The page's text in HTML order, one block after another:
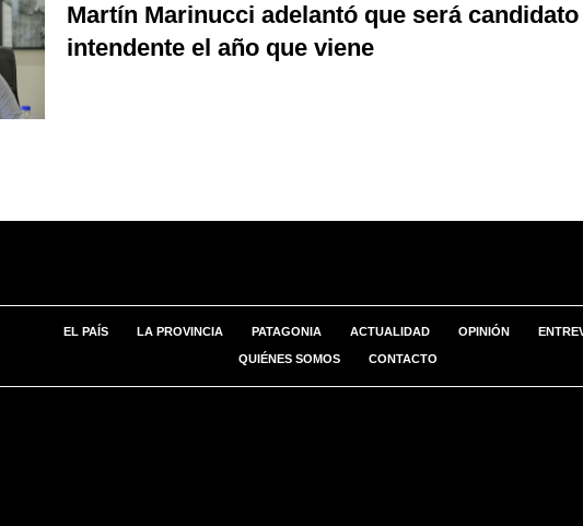
Martín Marinucci adelantó que será candidato
intendente el año que viene
EL PAÍS LA PROVINCIA PATAGONIA ACTUALIDAD OPINIÓN
QUIÉNES SOMOS CONTACTO